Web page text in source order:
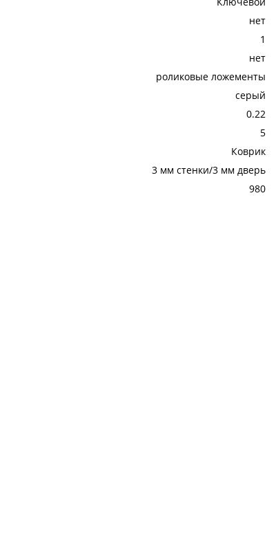
нет
1
нет
роликовые ложементы
серый
0.22
5
Коврик
3 мм стенки/3 мм дверь
980